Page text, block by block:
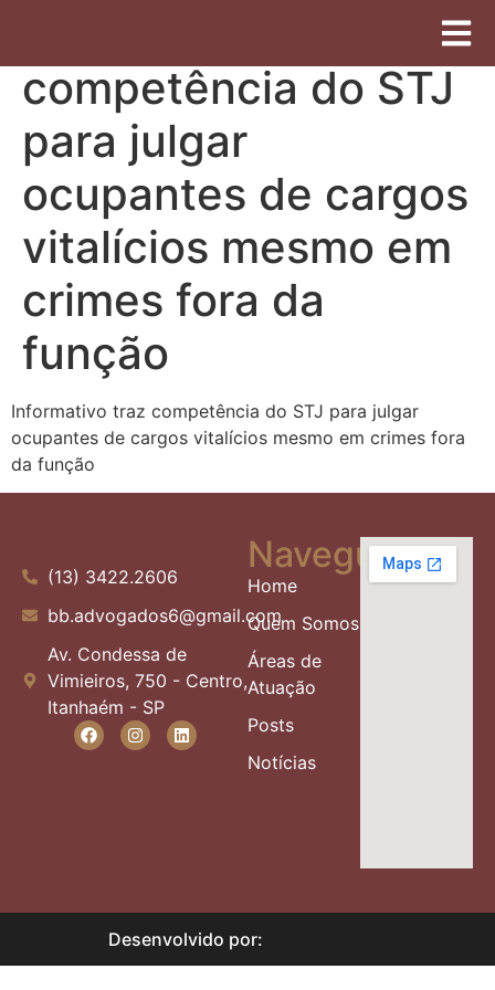
competência do STJ
para julgar
ocupantes de cargos
vitalícios mesmo em
crimes fora da
função
Informativo traz competência do STJ para julgar
ocupantes de cargos vitalícios mesmo em crimes fora
da função
(13) 3422.2606
bb.advogados6@gmail.com
Av. Condessa de
Vimieiros, 750 - Centro,
Itanhaém - SP
Navegue
Home
Quem Somos
Áreas de
Atuação
Posts
Notícias
Desenvolvido por: